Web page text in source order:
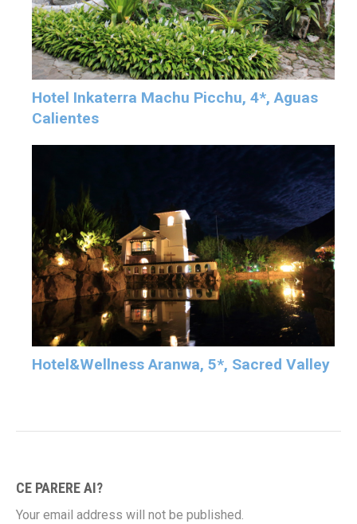
Hotel Inkaterra Machu Picchu, 4*, Aguas
Calientes
Hotel&Wellness Aranwa, 5*, Sacred Valley
CE PARERE AI?
Your email address will not be published.